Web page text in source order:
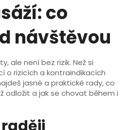
co
návštěvou
ale není bez rizik. Než si
o rizicích a kontraindikacích
jasné a praktické rady, co
odložit a jak se chovat během i